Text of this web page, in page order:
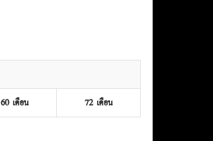
60 เดือน
72 เดือน